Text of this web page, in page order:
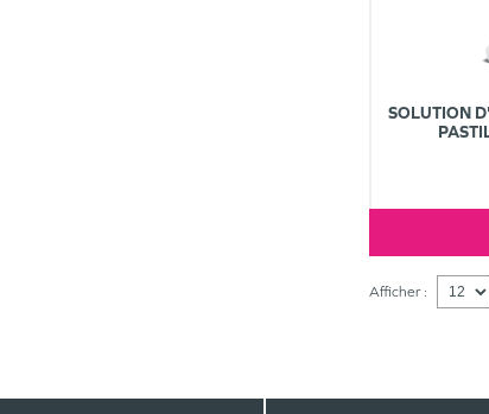
SOLUTION
Afficher :